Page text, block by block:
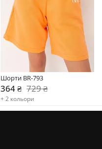
Шорти BR-793
364 ₴ 729 ₴
+ 2 кольори